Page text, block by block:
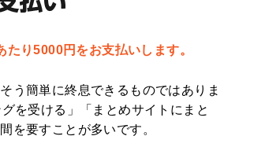
り5000円をお支払いします。
う簡単に終息できるものではありま
を受ける」「まとめサイトにまと
を要すことが多いです。